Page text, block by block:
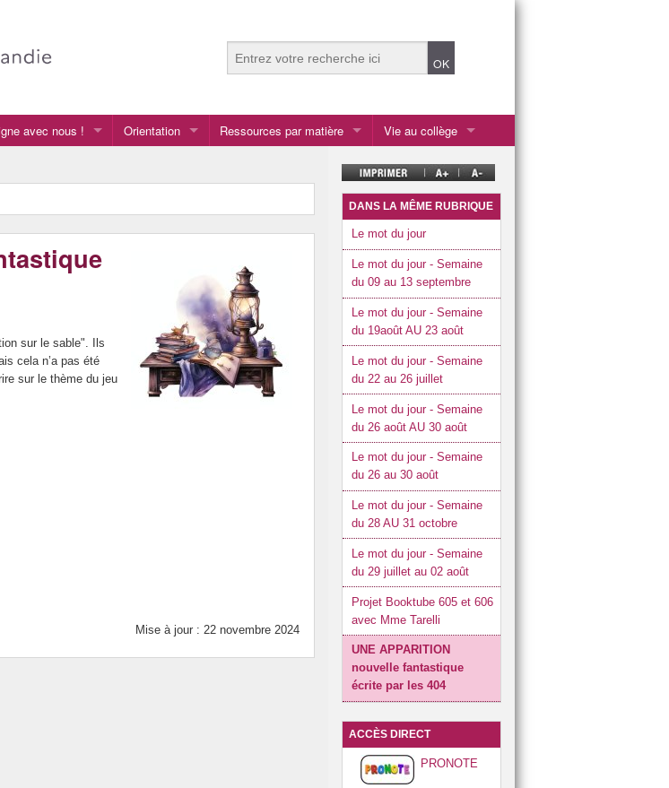
avec nous !
Orientation
vers le lycée professionnel
Ressources par matière
LCA langues et cultures de l’antiquité
Vie au collège
Ateliers du midi
Centre de documentation et d’information (CDI)
Ecolabel et écodélégués
Enseignements et options
la SEGPA
les 2 ULIS
Listes fournitures scolaires rentrée 2026
Présentation du collège
Réglement intérieur
Restaurant scolaire
sur le sable". Ils
cela n’a pas été
sur le thème du jeu
Mise à jour : 22 novembre 2024
DANS LA MÊME RUBRIQUE
Le mot du jour
Le mot du jour - Semaine
du 09 au 13 septembre
Le mot du jour - Semaine
du 19août AU 23 août
Le mot du jour - Semaine
du 22 au 26 juillet
Le mot du jour - Semaine
du 26 août AU 30 août
Le mot du jour - Semaine
du 26 au 30 août
Le mot du jour - Semaine
du 28 AU 31 octobre
Le mot du jour - Semaine
du 29 juillet au 02 août
Projet Booktube 605 et 606
avec Mme Tarelli
UNE APPARITION
nouvelle fantastique
écrite par les 404
ACCÈS DIRECT
PRONOTE